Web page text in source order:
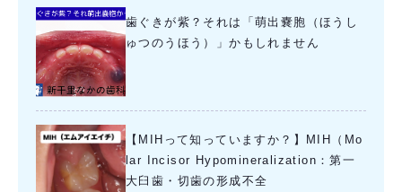
歯ぐきが紫？それは「萌出嚢胞（ほうし
ゅつのうほう）」かもしれません
【MIHって知っていますか？】MIH（Mo
lar Incisor Hypomineralization：第一
大臼歯・切歯の形成不全